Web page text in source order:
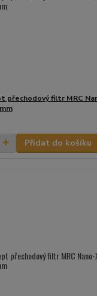
přechodový filtr MRC
Přidat do košíku